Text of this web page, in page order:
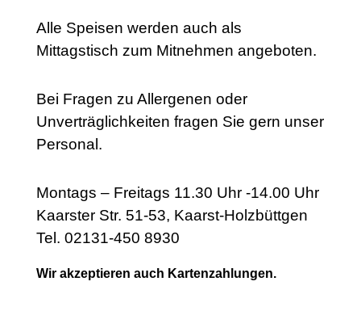
Alle Speisen werden auch als
Mittagstisch zum Mitnehmen angeboten.
Bei Fragen zu Allergenen oder
Unverträglichkeiten fragen Sie gern unser
Personal.
Montags – Freitags 11.30 Uhr -14.00 Uhr
Kaarster Str. 51-53, Kaarst-Holzbüttgen
Tel. 02131-450 8930
Wir akzeptieren auch Kartenzahlungen.